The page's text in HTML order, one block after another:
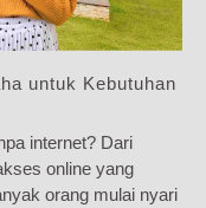
untuk Kebutuhan
internet? Dari
online yang
orang mulai nyari